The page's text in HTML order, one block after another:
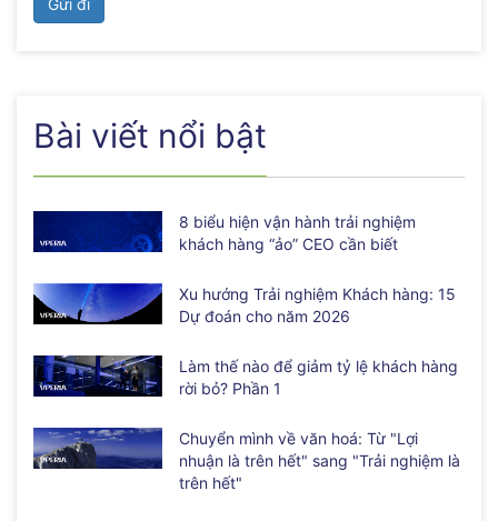
Bài viết nổi bật
8 biểu hiện vận hành trải nghiệm
khách hàng “ảo” CEO cần biết
Xu hướng Trải nghiệm Khách hàng: 15
Dự đoán cho năm 2026
Làm thế nào để giảm tỷ lệ khách hàng
rời bỏ? Phần 1
Chuyển mình về văn hoá: Từ "Lợi
nhuận là trên hết" sang "Trải nghiệm là
trên hết"